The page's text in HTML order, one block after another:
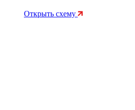
Открыть схему